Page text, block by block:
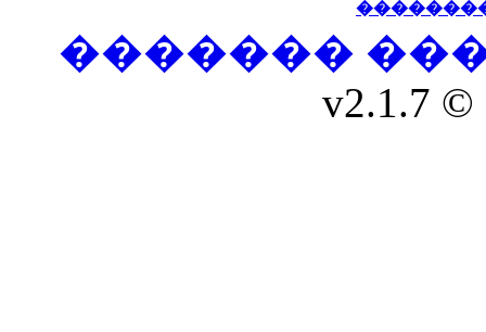
�������
v2.1.7 ©